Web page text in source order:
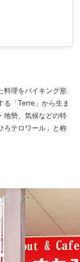
料理をバイキング形
る「Terre」から生ま
地勢、気候などの特
ろテロワール」と称